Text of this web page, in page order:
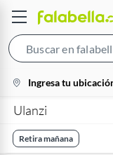
location-
icon
Ingresa tu
Ulanzi
Retira mañana